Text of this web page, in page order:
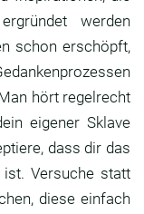
werden
schon erschöpft,
hört regelrecht
eigener Sklave
dass dir das
ist. Versuche statt
diese einfach